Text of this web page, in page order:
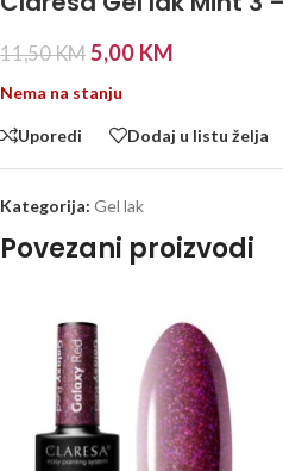
11,50KM 5,00 KM
Nema na stanju
Uporedi Dodaj u listu želja
Kategorija: Gel lak
Povezani proizvodi